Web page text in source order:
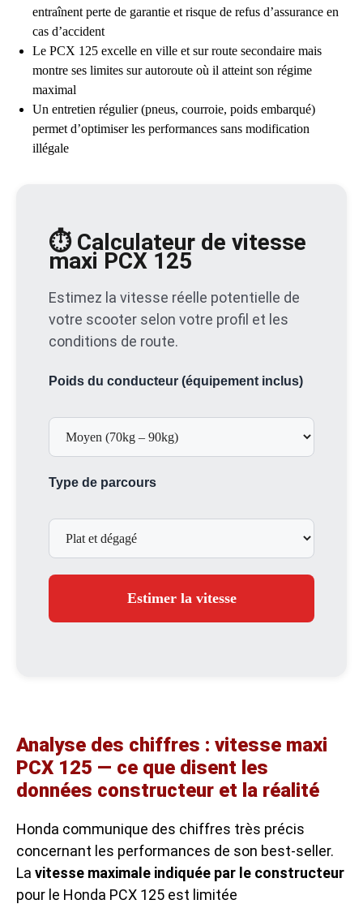
entraînent perte de garantie et risque de refus d’assurance en
cas d’accident
Le PCX 125 excelle en ville et sur route secondaire mais
montre ses limites sur autoroute où il atteint son régime
maximal
Un entretien régulier (pneus, courroie, poids embarqué)
permet d’optimiser les performances sans modification
illégale
⏱️ Calculateur de vitesse
maxi PCX 125
Estimez la vitesse réelle potentielle de
votre scooter selon votre profil et les
conditions de route.
Poids du conducteur (équipement inclus)
Type de parcours
Estimer la vitesse
Analyse des chiffres : vitesse maxi
PCX 125 — ce que disent les
données constructeur et la réalité
Honda communique des chiffres très précis
concernant les performances de son best-seller.
La vitesse maximale indiquée par le constructeur
pour le Honda PCX 125 est limitée